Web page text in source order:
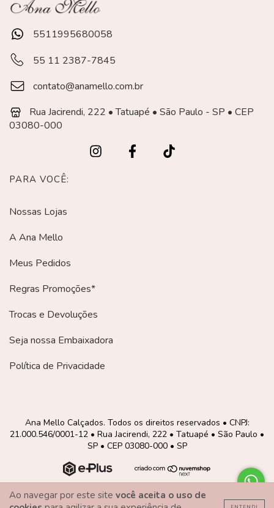
Ao navegar por este site você aceita o uso de
5511995680058
55 11 2387-7845
contato@anamello.com.br
Rua Jacirendi, 222 • Tatuapé • São Paulo - SP • CEP
03080-000
PARA VOCÊ:
Nossas Lojas
A Ana Mello
Meus Pedidos
Regras Promoções*
Trocas e Devoluções
Seja nossa Embaixadora
Política de Privacidade
Ana Mello Calçados. Todos os direitos reservados • CNPJ:
21.000.546/0001-12 • Rua Jacirendi, 222 • Tatuapé • São Paulo •
SP • CEP 03080-000 • SP